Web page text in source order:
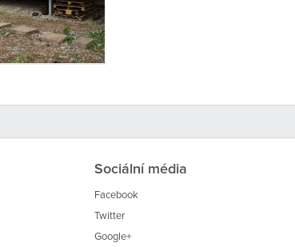
Sociální média
Facebook
Twitter
Google+